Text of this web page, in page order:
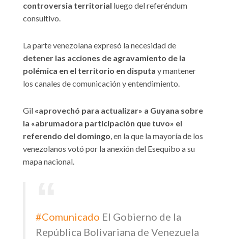
controversia territorial luego del referéndum
consultivo.
La parte venezolana expresó la necesidad de
detener las acciones de agravamiento de la
polémica en el territorio en disputa y mantener
los canales de comunicación y entendimiento.
Gil «aprovechó para actualizar» a Guyana sobre
la «abrumadora participación que tuvo» el
referendo del domingo, en la que la mayoría de los
venezolanos votó por la anexión del Esequibo a su
mapa nacional.
#Comunicado El Gobierno de la
República Bolivariana de Venezuela